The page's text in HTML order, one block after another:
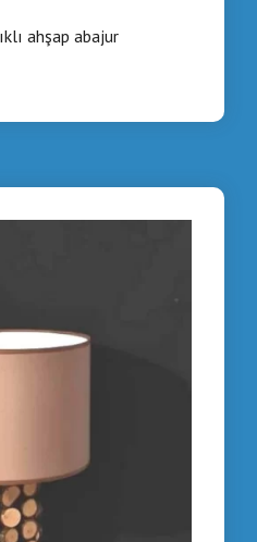
ahşap abajur